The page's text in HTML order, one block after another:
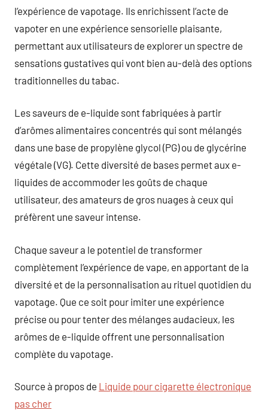
l’expérience de vapotage. Ils enrichissent l’acte de
vapoter en une expérience sensorielle plaisante,
permettant aux utilisateurs de explorer un spectre de
sensations gustatives qui vont bien au-delà des options
traditionnelles du tabac.
Les saveurs de e-liquide sont fabriquées à partir
d’arômes alimentaires concentrés qui sont mélangés
dans une base de propylène glycol (PG) ou de glycérine
végétale (VG). Cette diversité de bases permet aux e-
liquides de accommoder les goûts de chaque
utilisateur, des amateurs de gros nuages à ceux qui
préfèrent une saveur intense.
Chaque saveur a le potentiel de transformer
complètement l’expérience de vape, en apportant de la
diversité et de la personnalisation au rituel quotidien du
vapotage. Que ce soit pour imiter une expérience
précise ou pour tenter des mélanges audacieux, les
arômes de e-liquide offrent une personnalisation
complète du vapotage.
Source à propos de Liquide pour cigarette électronique
pas cher